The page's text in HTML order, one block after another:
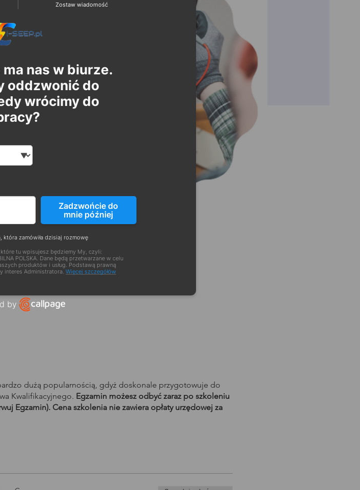
dużą popularnością, gdyż doskonale przygotowuje do
Kwalifikacyjnego. Egzamin możesz odbyć zaraz po szkoleniu
Egzamin). Cena szkolenia nie zawiera opłaty urzędowej za
Zostaw wiadomość
nas w biurze.
oddzwonić do
wrócimy do
Date and time slection for scheduled call
Wybierz datę
godzinę
Numer telefonu
Podaj poprawny numer telefonu w formacie E164
Zadzwońcie do
mnie później
która zamówiła dzisiaj rozmowę
tu wpisujesz będziemy My, czyli:
POLSKA. Dane będą przetwarzane w celu
produktów i usług. Podstawą prawną
interes Administratora. Więcej szczegółów
by